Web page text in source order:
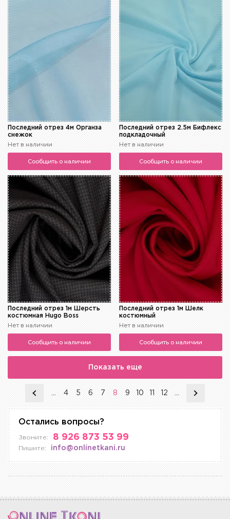
Последний отрез 4м Органза
снежок
Нет в наличии
Сообщить о наличии
Последний отрез 2.5м Бифлекс
подкладочный
Нет в наличии
Сообщить о наличии
Последний отрез 1м Шерсть
костюмная Hugo Boss
Нет в наличии
Сообщить о наличии
Последний отрез 1м Шелк
костюмный
Нет в наличии
Сообщить о наличии
Показать еще
4 5 6 7 8 9 10 12
Остались вопросы?
Звоните: 8 926 873 53 99
Пишите: info@onlinetkani.ru